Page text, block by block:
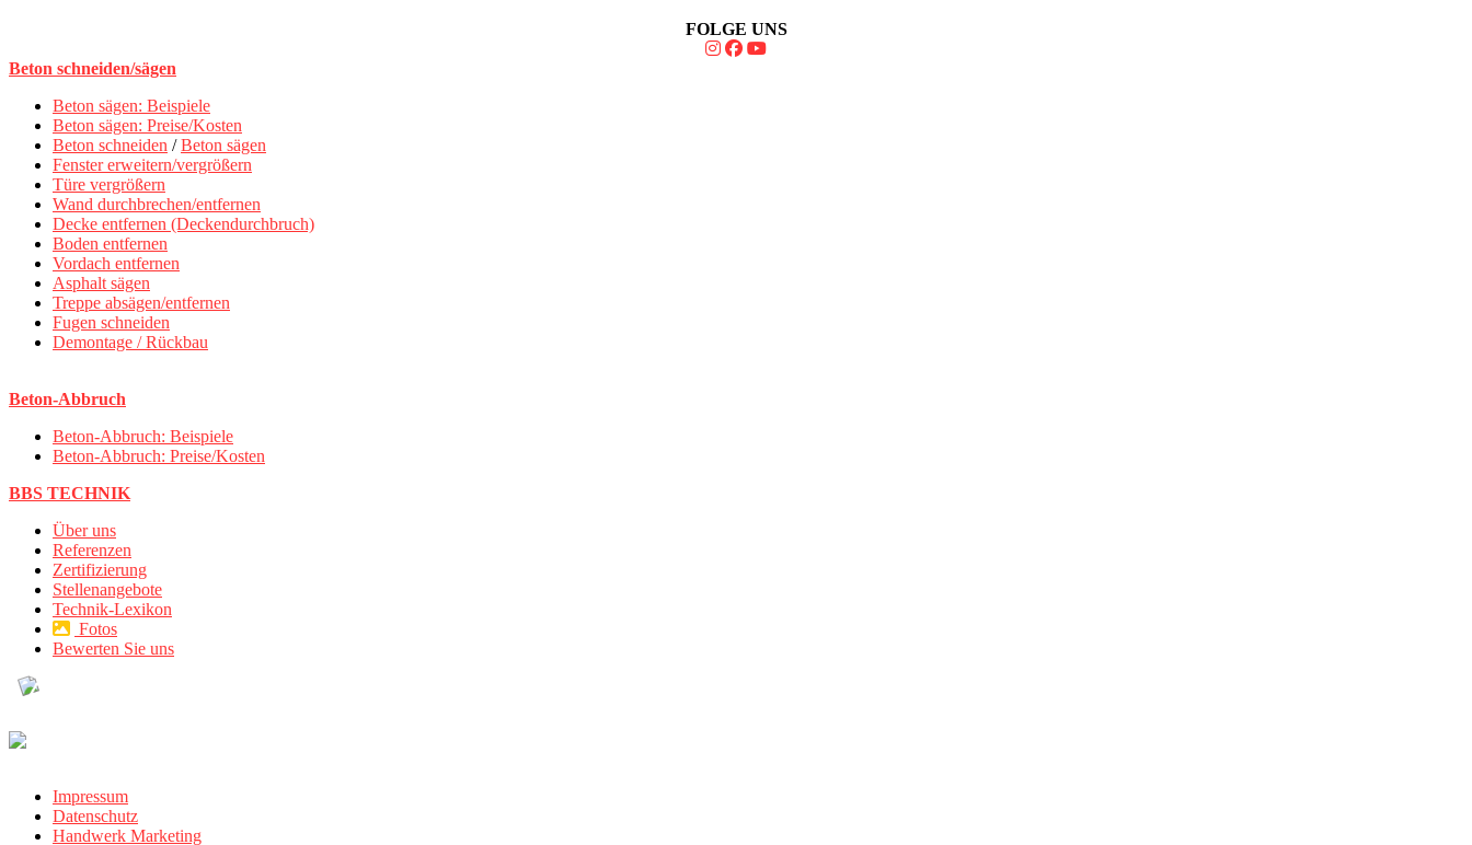
FOLGE UNS
Beton schneiden/sägen
Beton sägen: Beispiele
Beton sägen: Preise/Kosten
Beton schneiden /Beton sägen
Fenster erweitern/vergrößern
Türe vergrößern
Wand durchbrechen/entfernen
Decke entfernen (Deckendurchbruch)
Boden entfernen
Vordach entfernen
Asphalt sägen
Treppe absägen/entfernen
Fugen schneiden
Demontage / Rückbau
Beton-Abbruch
Beton-Abbruch: Beispiele
Beton-Abbruch: Preise/Kosten
BBS TECHNIK
Über uns
Referenzen
Zertifizierung
Stellenangebote
Technik-Lexikon
Fotos
Bewerten Sie uns
Impressum
Datenschutz
Handwerk Marketing